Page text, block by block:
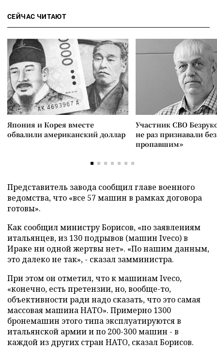
СЕЙЧАС ЧИТАЮТ
Япония и Корея вместе
обвалили американский доллар
Участник СВО
не раз признавали
пропавшим»
Представитель завода сообщил главе военного
ведомства, что «все 57 машин в рамках договора
готовы».
Как сообщил министру Борисов, «по заявлениям
итальянцев, из 130 подрывов (машин Iveco) в
Ираке ни одной жертвы нет». «По нашим данным,
это далеко не так», - сказал замминистра.
При этом он отметил, что к машинам Iveco,
«конечно, есть претензии, но, вообще-то,
объективности ради надо сказать, что это самая
массовая машина НАТО». Примерно 1300
бронемашин этого типа эксплуатируются в
итальянской армии и по 200-300 машин - в
каждой из других стран НАТО, сказал Борисов.